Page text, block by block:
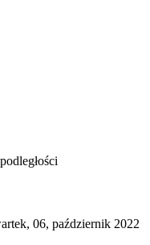
06, październik 2022